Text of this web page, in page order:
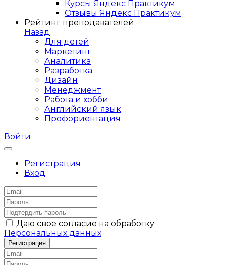
Курсы Яндекс Практикум
Отзывы Яндекс Практикум
Рейтинг преподавателей
Назад
Для детей
Маркетинг
Аналитика
Разработка
Дизайн
Менеджмент
Работа и хобби
Английский язык
Профориентация
Войти
Регистрация
Вход
Даю свое согласие на обработку
Персональных данных